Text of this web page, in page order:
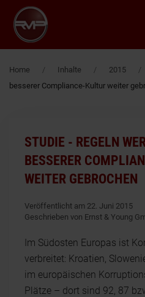
Zum Hauptinhalt springen
Home Inhalte 2015
besserer Compliance-Kultur weiter
STUDIE - REGELN
BESSERER
WEITER GEBROCHEN
Veröffentlicht am 22. Juni 2015
Geschrieben von Ernst & Young
Im Südosten Europas ist
verbreitet: Kroatien,
im europäischen
Plätze – dort sind 92, 87